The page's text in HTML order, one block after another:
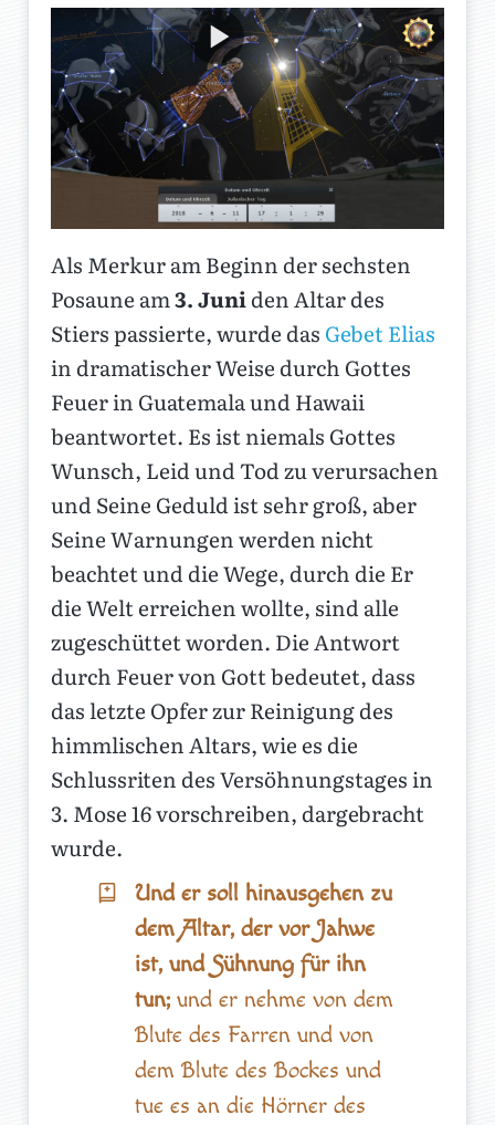
Als Merkur am Beginn der sechsten
Posaune am3. Juniden Altar des
Stiers passierte, wurde das Gebet Elias
in dramatischer Weise durch Gottes
Feuer in Guatemala und Hawaii
beantwortet. Es ist niemals Gottes
Wunsch, Leid und Tod zu verursachen
und Seine Geduld ist sehr groß, aber
Seine Warnungen werden nicht
beachtet und die Wege, durch die Er
die Welt erreichen wollte, sind alle
zugeschüttet worden. Die Antwort
durch Feuer von Gott bedeutet, dass
das letzte Opfer zur Reinigung des
himmlischen Altars, wie es die
Schlussriten des Versöhnungstages in
3. Mose 16 vorschreiben, dargebracht
wurde.
Und er soll hinausgehen zu
dem Altar, der vor Jahwe
ist, und Sühnung für ihn
tun; und er nehme von dem
Blute des Farren und von
dem Blute des Bockes und
tue es an die Hörner des